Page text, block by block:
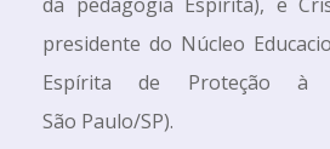
presidente do Núcleo
Espírita de Proteção
São Paulo/SP).